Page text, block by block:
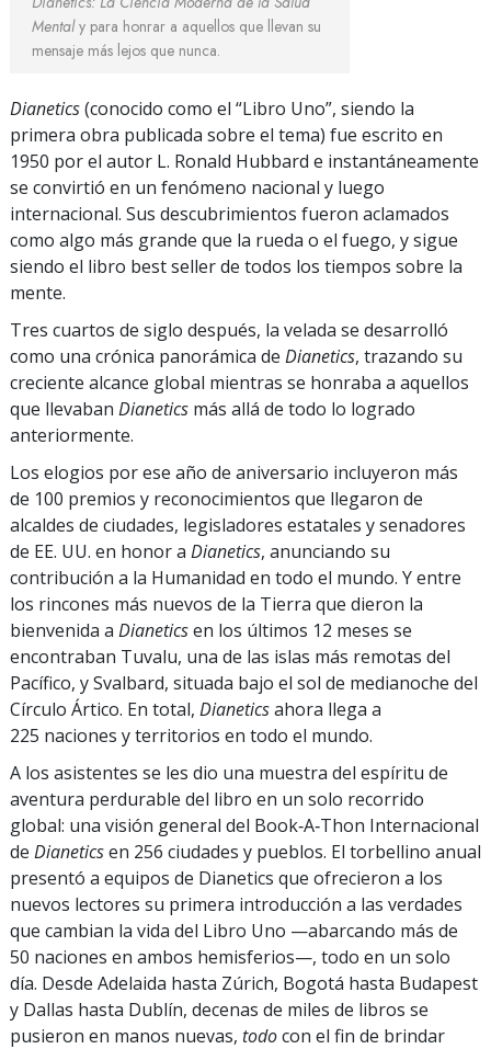
Mentaly para honrar a aquellos que llevan su
mensaje más lejos que nunca.
Dianetics(conocido como el “Libro Uno”, siendo la
primera obra publicada sobre el tema) fue escrito en
1950 por el autor L. Ronald Hubbard e instantáneamente
se convirtió en un fenómeno nacional y luego
internacional. Sus descubrimientos fueron aclamados
como algo más grande que la rueda o el fuego, y sigue
siendo el libro best seller de todos los tiempos sobre la
mente.
Tres cuartos de siglo después, la velada se desarrolló
como una crónica panorámica de Dianetics, trazando su
creciente alcance global mientras se honraba a aquellos
que llevaban Dianetics más allá de todo lo logrado
anteriormente.
Los elogios por ese año de aniversario incluyeron más
de 100 premios y reconocimientos que llegaron de
alcaldes de ciudades, legisladores estatales y senadores
de EE. UU. en honor a Dianetics, anunciando su
contribución a la Humanidad en todo el mundo. Y entre
los rincones más nuevos de la Tierra que dieron la
bienvenida a Dianeticsen los últimos 12 meses se
encontraban Tuvalu, una de las islas más remotas del
Pacífico, y Svalbard, situada bajo el sol de medianoche del
Círculo Ártico. En total, Dianeticsahora llega a
225 naciones y territorios en todo el mundo.
A los asistentes se les dio una muestra del espíritu de
aventura perdurable del libro en un solo recorrido
global: una visión general del Book‑A‑Thon Internacional
de Dianeticsen 256 ciudades y pueblos. El torbellino anual
presentó a equipos de Dianetics que ofrecieron a los
nuevos lectores su primera introducción a las verdades
que cambian la vida del Libro Uno —abarcando más de
50 naciones en ambos hemisferios—, todo en un solo
día. Desde Adelaida hasta Zúrich, Bogotá hasta Budapest
y Dallas hasta Dublín, decenas de miles de libros se
pusieron en manos nuevas, todocon el fin de brindar